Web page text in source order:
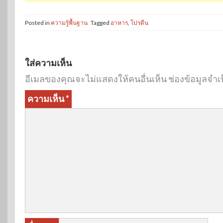
Posted in ความรู้พื้นฐาน Tagged อาหาร โปรตีน
ใส่ความเห็น
อีเมลของคุณจะไม่แสดงให้คนอื่นเห็นช่องข้อมูลจำ
ความเห็น*